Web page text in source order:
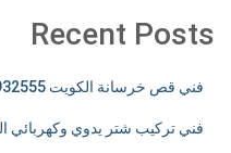
Recent Posts
فني قص خرسانة الكويت 65932555 مقاول قص وفتح كور
فني تركيب شتر يدوي وكهربائي الكويت 52227343